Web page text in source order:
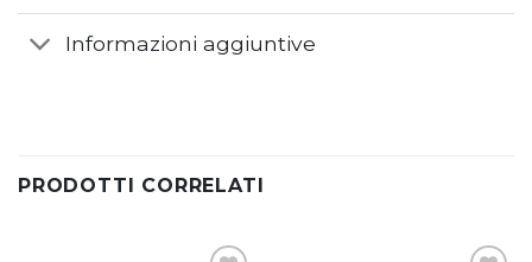
Informazioni aggiuntive
PRODOTTI CORRELATI